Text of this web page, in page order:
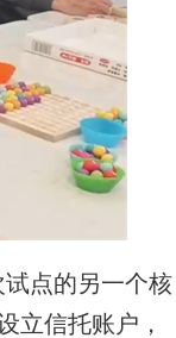
点的另一个核
立信托账户，